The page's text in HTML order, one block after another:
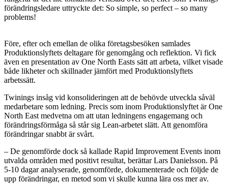
förändringsledare uttryckte det: So simple, so perfect – so many
problems!
Före, efter och emellan de olika företagsbesöken samlades
Produktionslyftets deltagare för genomgång och reflektion. Vi fick
även en presentation av One North Easts sätt att arbeta, vilket visade
både likheter och skillnader jämfört med Produktionslyftets
arbetssätt.
Twinings insåg vid konsolideringen att de behövde utveckla såväl
medarbetare som ledning. Precis som inom Produktionslyftet är One
North East medvetna om att utan ledningens engagemang och
förändringsförmåga så står sig Lean-arbetet slätt. Att genomföra
förändringar snabbt är svårt.
– De genomförde dock så kallade Rapid Improvement Events inom
utvalda områden med positivt resultat, berättar Lars Danielsson. På
5-10 dagar analyserade, genomförde, dokumenterade och följde de
upp förändringar, en metod som vi skulle kunna lära oss mer av.